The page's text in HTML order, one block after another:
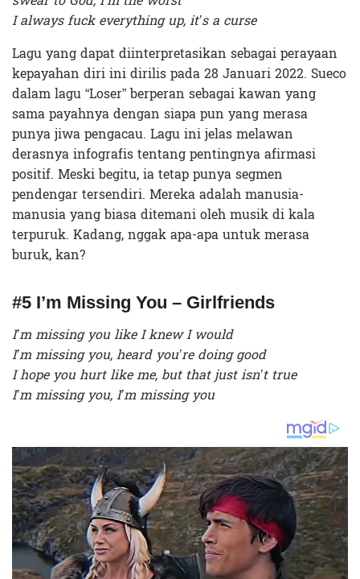
I always fuck everything up, it’s a curse
Lagu yang dapat diinterpretasikan sebagai perayaan
kepayahan diri ini dirilis pada 28 Januari 2022. Sueco
dalam lagu “Loser” berperan sebagai kawan yang
sama payahnya dengan siapa pun yang merasa
punya jiwa pengacau. Lagu ini jelas melawan
derasnya infografis tentang pentingnya afirmasi
positif. Meski begitu, ia tetap punya segmen
pendengar tersendiri. Mereka adalah manusia-
manusia yang biasa ditemani oleh musik di kala
terpuruk. Kadang, nggak apa-apa untuk merasa
buruk, kan?
#5 I’m Missing You – Girlfriends
I’m missing you like I knew I would
I’m missing you, heard you’re doing good
I hope you hurt like me, but that just isn’t true
I’m missing you, I’m missing you